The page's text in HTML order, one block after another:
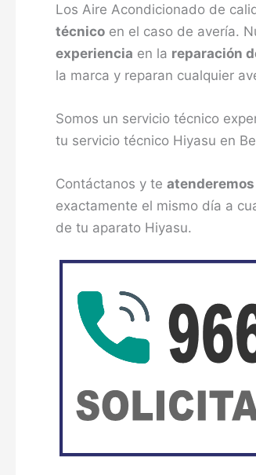
Los Aire Acondicionado de
técnico en el caso de avería.
experiencia en la reparación
la marca y reparan cualquier
Somos un servicio técnico
tu servicio técnico Hiyasu en
Contáctanos y te
exactamente el mismo día a
de tu aparato Hiyasu.